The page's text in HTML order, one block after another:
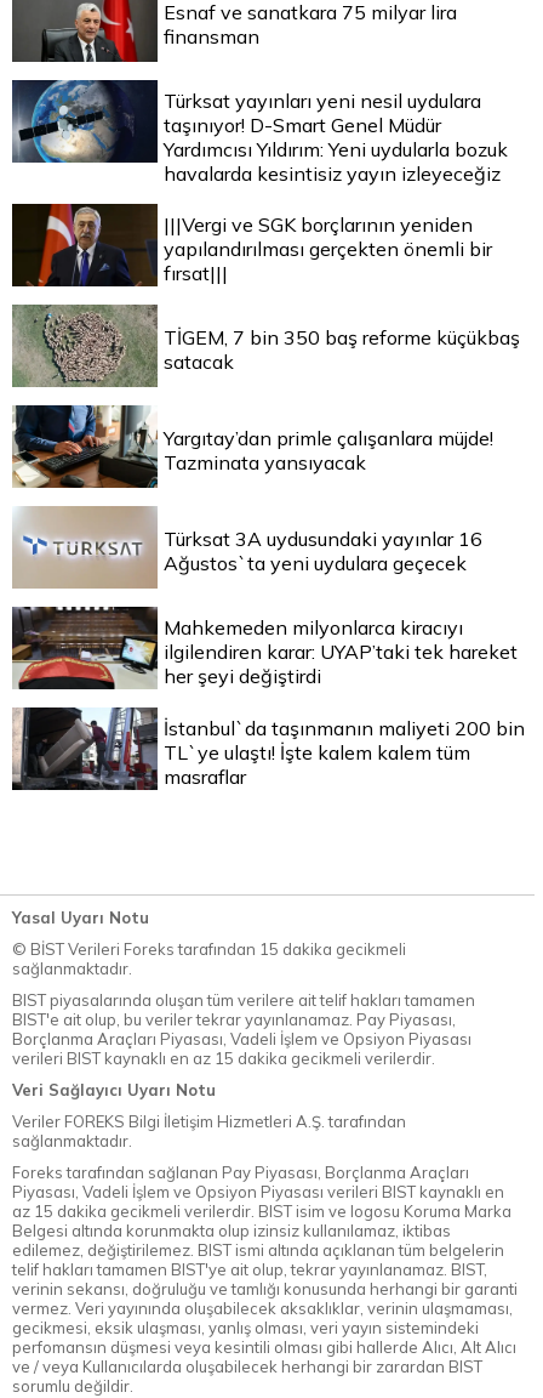
Esnaf ve sanatkara 75 milyar lira
finansman
Türksat yayınları yeni nesil uydulara
taşınıyor! D-Smart Genel Müdür
Yardımcısı Yıldırım: Yeni uydularla bozuk
havalarda kesintisiz yayın izleyeceğiz
|||Vergi ve SGK borçlarının yeniden
yapılandırılması gerçekten önemli bir
fırsat|||
TİGEM, 7 bin 350 baş reforme küçükbaş
satacak
Yargıtay’dan primle çalışanlara müjde!
Tazminata yansıyacak
Türksat 3A uydusundaki yayınlar 16
Ağustos`ta yeni uydulara geçecek
Mahkemeden milyonlarca kiracıyı
ilgilendiren karar: UYAP’taki tek hareket
her şeyi değiştirdi
İstanbul`da taşınmanın maliyeti 200 bin
TL`ye ulaştı! İşte kalem kalem tüm
masraflar
Yasal Uyarı Notu
© BİST Verileri Foreks tarafından 15 dakika gecikmeli
sağlanmaktadır.
BIST piyasalarında oluşan tüm verilere ait telif hakları tamamen
BIST'e ait olup, bu veriler tekrar yayınlanamaz. Pay Piyasası,
Borçlanma Araçları Piyasası, Vadeli İşlem ve Opsiyon Piyasası
verileri BIST kaynaklı en az 15 dakika gecikmeli verilerdir.
Veri Sağlayıcı Uyarı Notu
Veriler FOREKS Bilgi İletişim Hizmetleri A.Ş. tarafından
sağlanmaktadır.
Foreks tarafından sağlanan Pay Piyasası, Borçlanma Araçları
Piyasası, Vadeli İşlem ve Opsiyon Piyasası verileri BIST kaynaklı en
az 15 dakika gecikmeli verilerdir. BIST isim ve logosu Koruma Marka
Belgesi altında korunmakta olup izinsiz kullanılamaz, iktibas
edilemez, değiştirilemez. BIST ismi altında açıklanan tüm belgelerin
telif hakları tamamen BIST'ye ait olup, tekrar yayınlanamaz. BIST,
verinin sekansı, doğruluğu ve tamlığı konusunda herhangi bir garanti
vermez. Veri yayınında oluşabilecek aksaklıklar, verinin ulaşmaması,
gecikmesi, eksik ulaşması, yanlış olması, veri yayın sistemindeki
perfomansın düşmesi veya kesintili olması gibi hallerde Alıcı, Alt Alıcı
ve / veya Kullanıcılarda oluşabilecek herhangi bir zarardan BIST
sorumlu değildir.